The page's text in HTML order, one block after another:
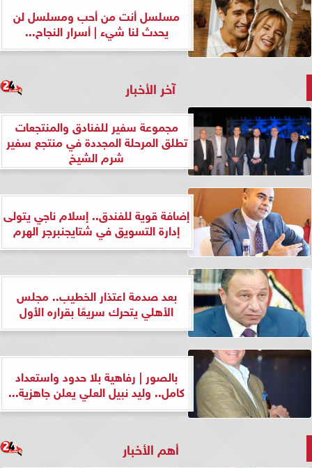
مسلسل أنت من أحب ومسلسل لن
يحدث لنا شيء | أسرار النجاح...
آخر الأخبار
مجموعة سفير للفنادق والمنتجعات
تطلق المرحلة المجددة في منتجع سفير
شرم الشيخ
إضافة قوية للفندق.. إسلام ناجي يتولى
إدارة التسويق في شتايجنبرجر الهرم
بعد صدمة اعتذار الخطيب.. مجلس
الأهلي يتحرك سريعًا بقراره الأول
بالصور | رفاهية بلا حدود واستعداد
كامل.. وليد نبيل العلي يعلن جاهزية...
أهم الأخبار